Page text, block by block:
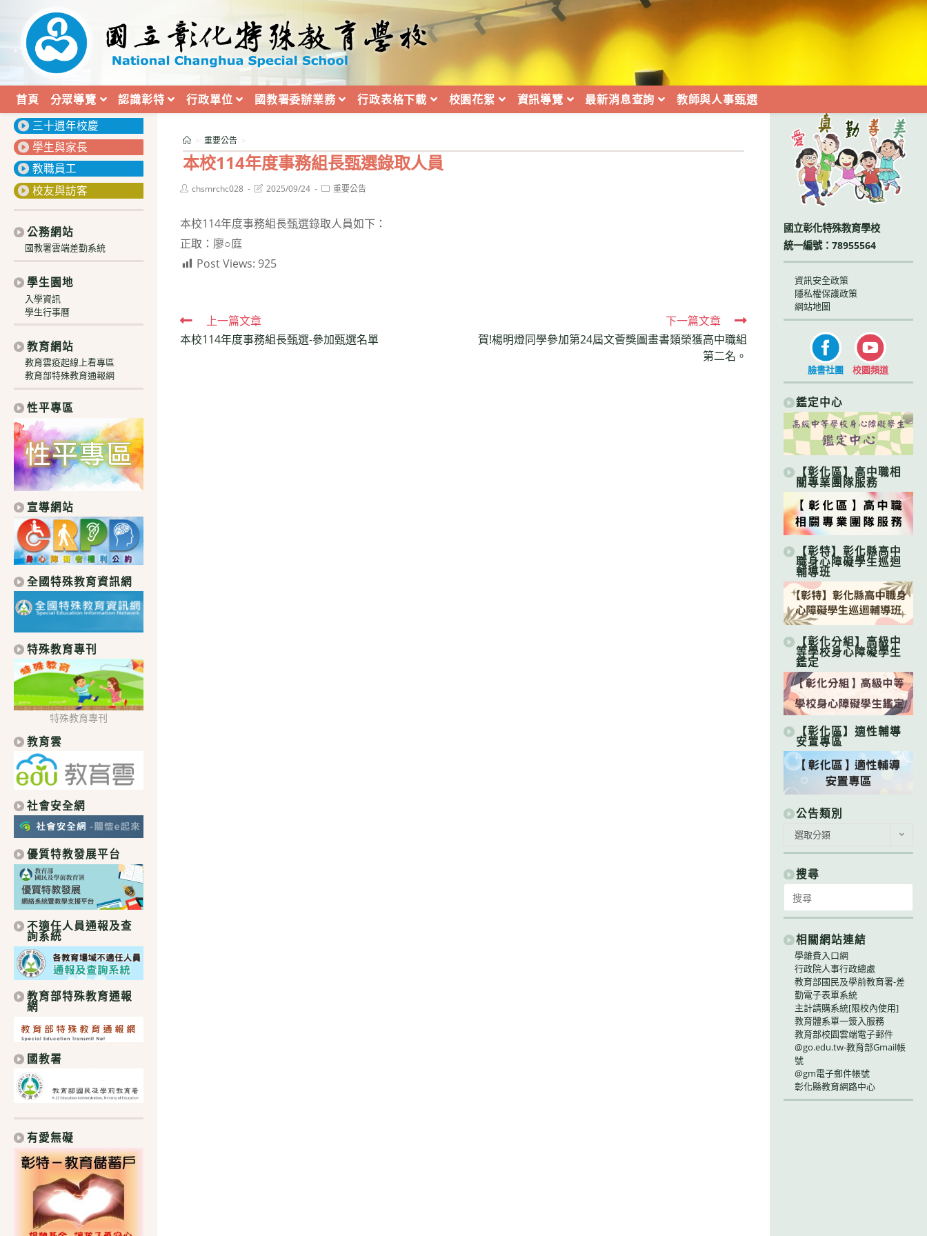
內
首頁 分眾導覽 認識彰特 行政單位 國教署委辦業務 行政表格下載 校園花絮 資訊導覽 最新消息查詢 教師與人事甄選
本校114年度事務組長甄選錄取人員
> 重要公告 >
Postchsmrchc028
Post2025/09/24
Post重要公告
本校114年度事務組長甄選錄取人員如下：
正取：廖○庭
Post Views: 925
Read
more
上一篇文章
本校114年度事務組長甄選-參加甄選名單
下一篇文章
賀!楊明燈同學參加第24屆文薈獎圖畫書類榮獲高中職組
第二名。
:::
三十週年校慶
學生與家長
教職員工
校友與訪客
公務網站
國教署雲端差勤系統
學生園地
入學資訊
學生行事曆
教育網站
教育雲疫起線上看專區
教育部特殊教育通報網
性平專區
宣導網站
全國特殊教育資訊網
特殊教育專刊
特殊教育專刊
教育雲
社會安全網
優質特教發展平台
不適任人員通報及查
詢系統
教育部特殊教育通報
網
國教署
有愛無礙
國立彰化特殊教育學校
統一編號：78955564
資訊安全政策
隱私權保護政策
網站地圖
臉書社團 校園頻道
鑑定中心
【彰化區】高中職相
關專業團隊服務
【彰特】彰化縣高中
職身心障礙學生巡迴
輔導班
【彰化分組】高級中
等學校身心障礙學生
鑑定
【彰化區】適性輔導
安置專區
公告類別
類
別
選取分類
搜尋
for:
相關網站連結
學雜費入口網
行政院人事行政總處
教育部國民及學前教育署-差
勤電子表單系統
主計請購系統[限校內使用]
教育體系單一簽入服務
教育部校園雲端電子郵件
@go.edu.tw-教育部Gmail帳
號
@gm電子郵件帳號
彰化縣教育網路中心